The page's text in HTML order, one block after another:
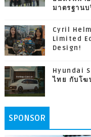
มาตรฐานบ
Cyril
Limited
Design!
Hyundai
ไทย กับโฆ
SPONSOR